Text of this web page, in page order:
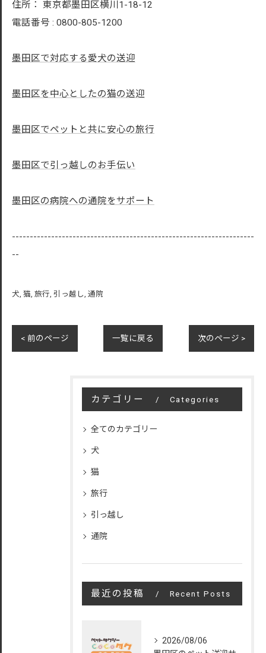
住所： 東京都墨田区横川1-18-12
電話番号 : 0800-805-1200
墨田区で対応する愛犬の送迎
墨田区を中心としたの猫の送迎
墨田区でペットと共に安心の旅行
墨田区で引っ越しのお手伝い
墨田区の病院への通院をサポート
--------------------------------------------------------------------
--
犬 猫 旅行 引っ越し 通院
< 前のページ 一覧に戻る 次のページ >
カテゴリー Categories
全てのカテゴリー
犬
猫
旅行
引っ越し
通院
最近の投稿 Recent Posts
2026/08/06